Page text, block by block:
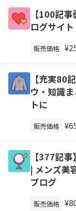
【100記
ログサイ
販売価格
【充実80
ウ・知識
トに
販売価格
【377記
| メンズ美
ブログ
販売価格